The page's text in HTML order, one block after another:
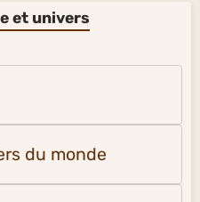
et univers
du monde